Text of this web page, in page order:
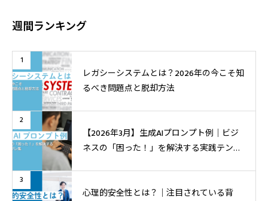
週間ランキング
1
レガシーシステムとは？2026年の今こそ知
るべき問題点と脱却方法
2
【2026年3月】生成AIプロンプト例│ビジ
ネスの「困った！」を解決する実践テンプ
3
心理的安全性とは？｜注目されている背